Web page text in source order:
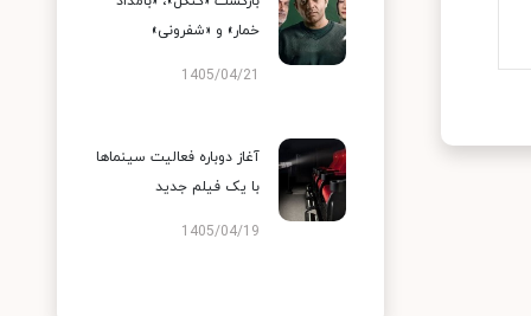
خمار» و «شفرونی»
1405/04/21
آغاز دوباره فعالیت سینماها
با یک فیلم جدید
1405/04/19